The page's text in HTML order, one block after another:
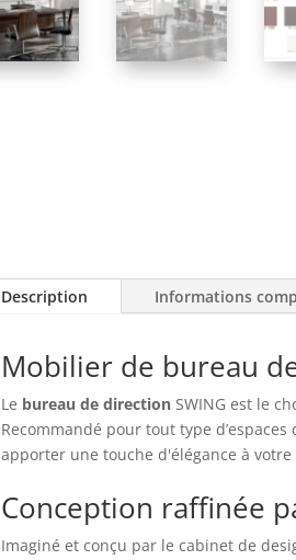
Description Informations
Mobilier de bureau
Le bureau de direction SWING est le
Recommandé pour tout type
apporter une touche d'élégance à
Conception raffinée
Imaginé et conçu par le cabinet de